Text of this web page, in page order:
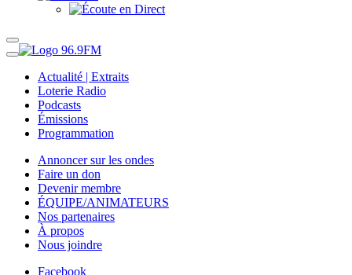
Actualité | Extraits
Loterie Radio
Podcasts
Émissions
Programmation
Annoncer sur les ondes
Faire un don
Devenir membre
ÉQUIPE/ANIMATEURS
Nos partenaires
À propos
Nous joindre
Facebook